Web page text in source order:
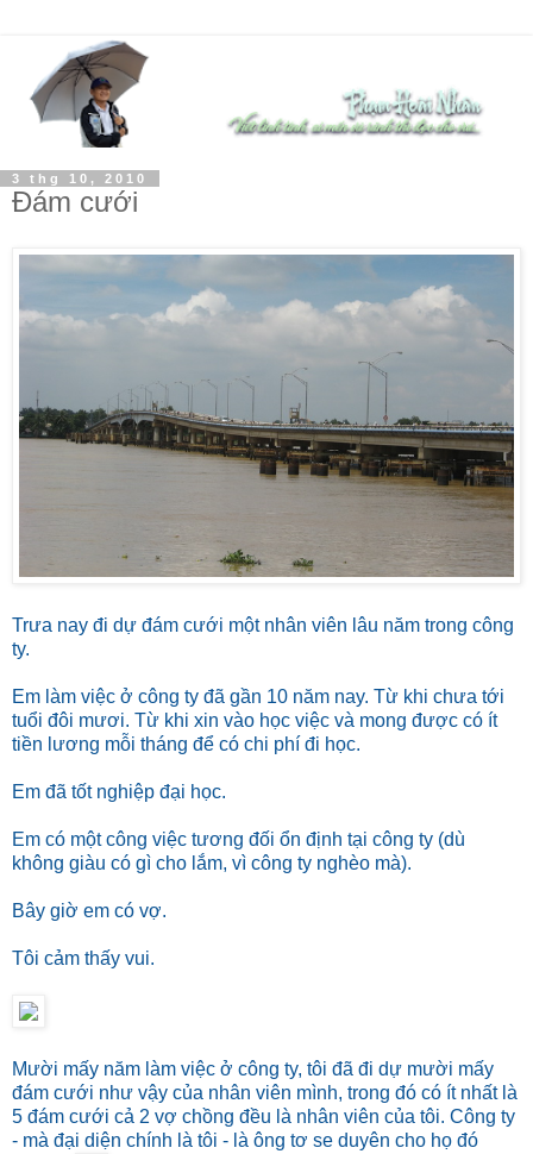
3 thg 10, 2010
Đám cưới
Trưa nay đi dự đám cưới một nhân viên lâu năm trong công
ty.
Em làm việc ở công ty đã gần 10 năm nay. Từ khi chưa tới
tuổi đôi mươi. Từ khi xin vào học việc và mong được có ít
tiền lương mỗi tháng để có chi phí đi học.
Em đã tốt nghiệp đại học.
Em có một công việc tương đối ổn định tại công ty (dù
không giàu có gì cho lắm, vì công ty nghèo mà).
Bây giờ em có vợ.
Tôi cảm thấy vui.
Mười mấy năm làm việc ở công ty, tôi đã đi dự mười mấy
đám cưới như vậy của nhân viên mình, trong đó có ít nhất là
5 đám cưới cả 2 vợ chồng đều là nhân viên của tôi. Công ty
- mà đại diện chính là tôi - là ông tơ se duyên cho họ đó